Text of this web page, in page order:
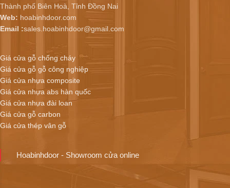
Thành phố Biên Hoà, Tỉnh Đồng Nai
Web: hoabinhdoor.com
Email :sales.hoabinhdoor@gmail.com
Giá cửa gỗ chống cháy
Giá cửa gỗ gỗ công nghiệp
Giá cửa nhựa composite
Giá cửa nhựa abs hàn quốc
Giá cửa nhựa đài loan
Giá cửa gỗ carbon
Giá cửa thép vân gỗ
Hoabinhdoor - Showroom cửa online